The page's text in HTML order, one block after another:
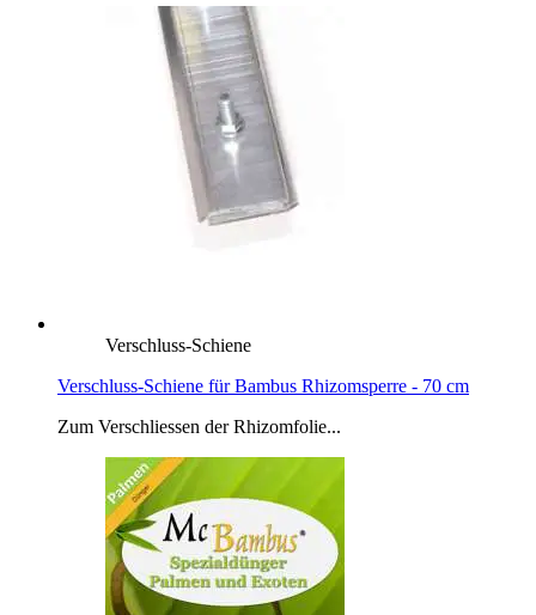
Verschluss-Schiene
Verschluss-Schiene für Bambus Rhizomsperre - 70 cm
Zum Verschliessen der Rhizomfolie...